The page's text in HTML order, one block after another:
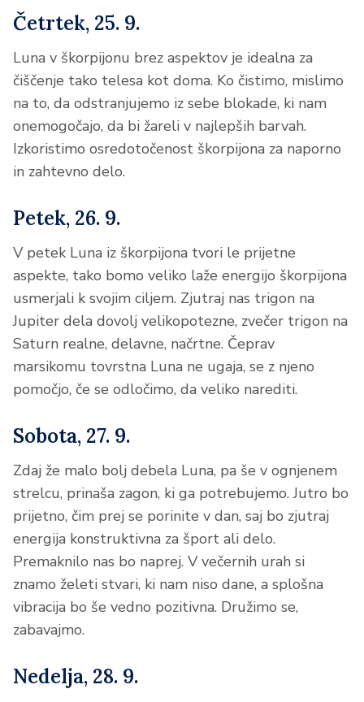
Četrtek, 25. 9.
Luna v škorpijonu brez aspektov je idealna za
čiščenje tako telesa kot doma. Ko čistimo, mislimo
na to, da odstranjujemo iz sebe blokade, ki nam
onemogočajo, da bi žareli v najlepših barvah.
Izkoristimo osredotočenost škorpijona za naporno
in zahtevno delo.
Petek, 26. 9.
V petek Luna iz škorpijona tvori le prijetne
aspekte, tako bomo veliko laže energijo škorpijona
usmerjali k svojim ciljem. Zjutraj nas trigon na
Jupiter dela dovolj velikopotezne, zvečer trigon na
Saturn realne, delavne, načrtne. Čeprav
marsikomu tovrstna Luna ne ugaja, se z njeno
pomočjo, če se odločimo, da veliko narediti.
Sobota, 27. 9.
Zdaj že malo bolj debela Luna, pa še v ognjenem
strelcu, prinaša zagon, ki ga potrebujemo. Jutro bo
prijetno, čim prej se porinite v dan, saj bo zjutraj
energija konstruktivna za šport ali delo.
Premaknilo nas bo naprej. V večernih urah si
znamo želeti stvari, ki nam niso dane, a splošna
vibracija bo še vedno pozitivna. Družimo se,
zabavajmo.
Nedelja, 28. 9.